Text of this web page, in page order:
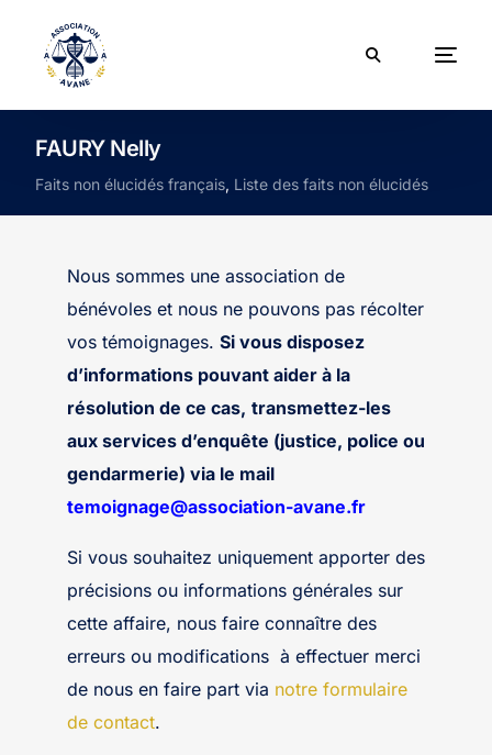
FAURY Nelly
Faits non élucidés français, Liste des faits non élucidés
Nous sommes une association de
bénévoles et nous ne pouvons pas récolter
vos témoignages. Si vous disposez
d’informations pouvant aider à la
résolution de ce cas, transmettez-les
aux services d’enquête (justice, police ou
gendarmerie) via le mail
temoignage@association-avane.fr
Si vous souhaitez uniquement apporter des
précisions ou informations générales sur
cette affaire, nous faire connaître des
erreurs ou modifications à effectuer merci
de nous en faire part via notre formulaire
de contact.